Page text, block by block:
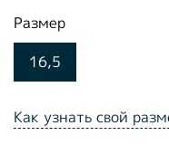
Как узнать свой
Размер
16,5